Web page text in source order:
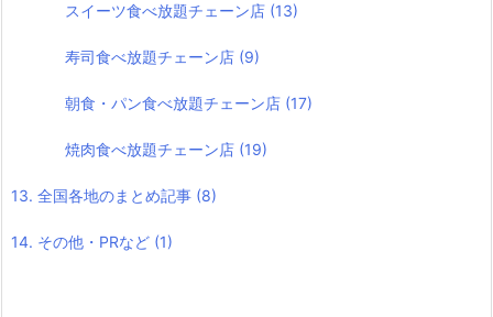
スイーツ食べ放題チェーン店 (13)
寿司食べ放題チェーン店 (9)
朝食・パン食べ放題チェーン店 (17)
焼肉食べ放題チェーン店 (19)
13. 全国各地のまとめ記事 (8)
14. その他・PRなど (1)